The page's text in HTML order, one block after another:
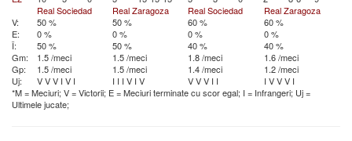
Real Sociedad
Real Zaragoza Real Sociedad
Real Zaragoza
V:
50 % 50 % 60 %
60 %
E:
0 % 0 % 0 %
0 %
Î:
50 % 50 % 40 %
40 %
Gm:
1.5 /meci 1.5 /meci 1.8 /meci
1.6 /meci
Gp:
1.5 /meci 1.5 /meci 1.4 /meci
1.2 /meci
Uj:
VVV I V I I I I V I V VVV I I I VVV I
*M = Meciuri; V = Victorii; E = Meciuri terminate cu scor egal; I = Infrangeri; Uj =
Ultimele jucate;